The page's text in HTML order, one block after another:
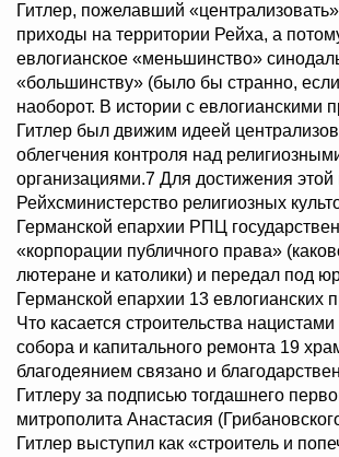
Гитлер, пожелавший
приходы на территории Рейха, а
евлогианское «меньшинство»
«большинству» (было бы странно,
наоборот. В истории с евлогианскими
Гитлер был движим идеей
облегчения контроля над
организациями.7 Для достижения этой
Рейхсминистерство религиозных
Германской епархии РПЦ
«корпорации публичного права»
лютеране и католики) и передал под
Германской епархии 13 евлогианских
Что касается строительства
собора и капитального ремонта 19
благодеянием связано и
Гитлеру за подписью тогдашнего
митрополита Анастасия
Гитлер выступил как «строитель и